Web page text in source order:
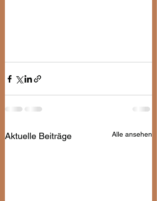
Aktuelle Beiträge Alle ansehen